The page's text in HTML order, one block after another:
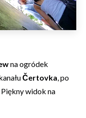
na ogródek
Čertovka, po
widok na